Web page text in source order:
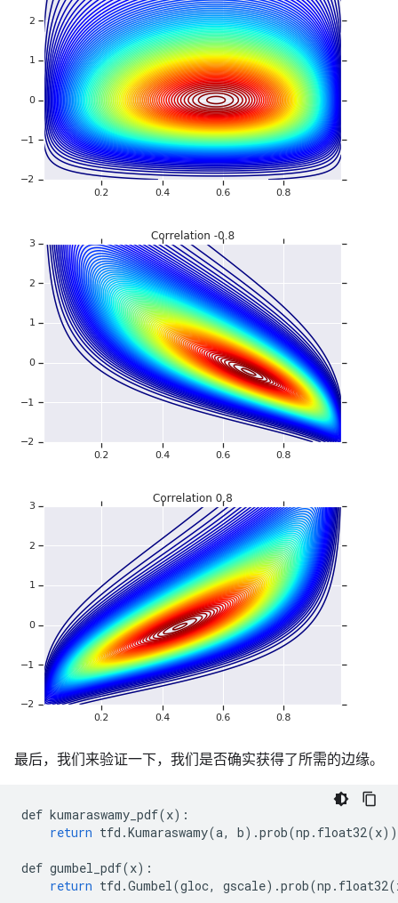
最后，我们来验证一下，我们是否确实获得了所需的边缘。
def kumaraswamy_pdf(x):
return tfd .Kumaraswamy(a, b) .prob(np . float32(x))
def gumbel_pdf(x):
return tfd .Gumbel(gloc, gscale) .prob(np . float32(